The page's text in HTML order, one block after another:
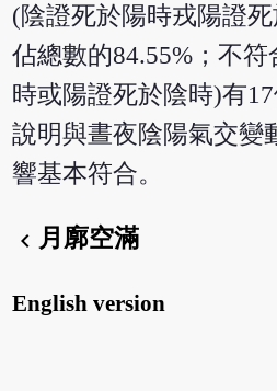
(陰證死於陽時戎陽證死
佔總數的84.55%；不
時或陽證死於陰時)有17
說明與晝夜陰陽氣交變
響基本符合。
chevron_left月廓空滿
English version